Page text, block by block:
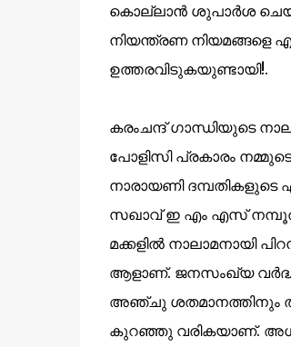
കൊല്ലാന്‍ ശുപാര്‍ശ
നിയന്ത്രണ നിയമങ്ങളെ
ഉത്തരവിടുകയുണ്ടായി!.
കരംചന്ദ്‌ ഗാന്ധിയുടെ
പോളിസി പ്രകാരം
നാരായണി ദമ്പതികളുടെ
സഖാവ് ഇ എം എസ്
മക്കളില്‍ നാലാമനായി
ആളാണ്‌. ജനസംഖ്യ
അഞ്ചു ശതമാനത്തിനും
കുറഞ്ഞു വരികയാണ്.